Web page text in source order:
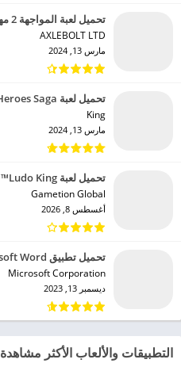
تحميل لعبة المواجهة 2 مهكرة للاندرويد 2024
AXLEBOLT LTD‏
مارس 13, 2024
تحميل لعبة Farm Heroes Saga مهكرة للاندرويد 2024
King‏
مارس 13, 2024
تحميل لعبة Ludo King™ مهكرة للاندرويد 2024
Gametion Global‏
أغسطس 8, 2026
تحميل تطبيق Microsoft Word مهكر للاندرويد 2024
Microsoft Corporation‏
ديسمبر 13, 2023
التطبيقات والألعاب الأكثر مشاهدة